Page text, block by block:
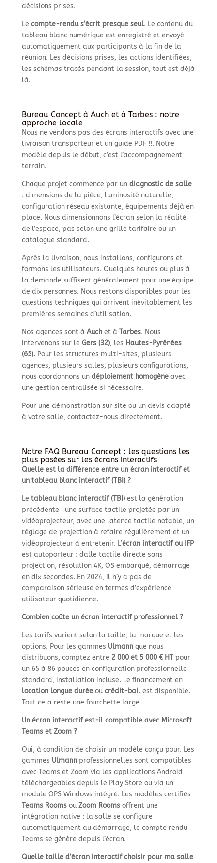
décisions prises.
Le compte-rendu s’écrit presque seul. Le contenu du
tableau blanc numérique est enregistré et envoyé
automatiquement aux participants à la fin de la
réunion. Les décisions prises, les actions identifiées,
les schémas tracés pendant la session, tout est déjà
là.
Bureau Concept à Auch et à Tarbes : notre
approche locale
Nous ne vendons pas des écrans interactifs avec une
livraison transporteur et un guide PDF !!. Notre
modèle depuis le début, c’est l’accompagnement
terrain.
Chaque projet commence par un diagnostic de salle
: dimensions de la pièce, luminosité naturelle,
configuration réseau existante, équipements déjà en
place. Nous dimensionnons l’écran selon la réalité
de l’espace, pas selon une grille tarifaire ou un
catalogue standard.
Après la livraison, nous installons, configurons et
formons les utilisateurs. Quelques heures ou plus à
la demande suffisent généralement pour une équipe
de dix personnes. Nous restons disponibles pour les
questions techniques qui arrivent inévitablement les
premières semaines d’utilisation.
Nos agences sont à Auchet à Tarbes. Nous
intervenons sur le Gers (32), les Hautes-Pyrénées
(65). Pour les structures multi-sites, plusieurs
agences, plusieurs salles, plusieurs configurations,
nous coordonnons un déploiement homogèneavec
une gestion centralisée si nécessaire.
Pour une démonstration sur site ou un devis adapté
à votre salle, contactez-nous directement.
Notre FAQ Bureau Concept : les questions les
plus posées sur les écrans interactifs
Quelle est la différence entre un écran interactif et
un tableau blanc interactif (TBI) ?
Le tableau blanc interactif (TBI)est la génération
précédente : une surface tactile projetée par un
vidéoprojecteur, avec une latence tactile notable, un
réglage de projection à refaire régulièrement et un
vidéoprojecteur à entretenir. L’écran interactif ou IFP
est autoporteur : dalle tactile directe sans
projection, résolution 4K, OS embarqué, démarrage
en dix secondes. En 2024, il n’y a pas de
comparaison sérieuse en termes d’expérience
utilisateur quotidienne.
Combien coûte un écran interactif professionnel ?
Les tarifs varient selon la taille, la marque et les
options. Pour les gammes Ulmannque nous
distribuons, comptez entre 2 000 et 5 000 € HTpour
un 65 à 86 pouces en configuration professionnelle
standard, installation incluse. Le financement en
location longue duréeou crédit-bailest disponible.
Tout cela reste une fourchette large.
Un écran interactif est-il compatible avec Microsoft
Teams et Zoom ?
Oui, à condition de choisir un modèle conçu pour. Les
gammes Ulmannprofessionnelles sont compatibles
avec Teams et Zoom via les applications Android
téléchargeables depuis le Play Store ou via un
module OPS Windows intégré. Les modèles certifiés
Teams Roomsou Zoom Roomsoffrent une
intégration native : la salle se configure
automatiquement au démarrage, le compte rendu
Teams se génère depuis l’écran.
Quelle taille d’écran interactif choisir pour ma salle